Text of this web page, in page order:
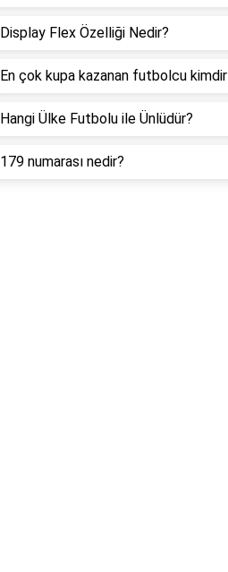
Display Flex Özelliği Nedir?
En çok kupa kazanan futbolcu kimdir
Hangi Ülke Futbolu ile Ünlüdür?
179 numarası nedir?